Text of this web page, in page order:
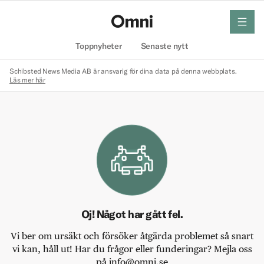
Toppnyheter Senaste nytt
meny
Schibsted News Media AB är ansvarig för dina data på denna webbplats.
Läs mer här
Oj! Något har gått fel.
Vi ber om ursäkt och försöker åtgärda problemet så snart
vi kan, håll ut! Har du frågor eller funderingar? Mejla oss